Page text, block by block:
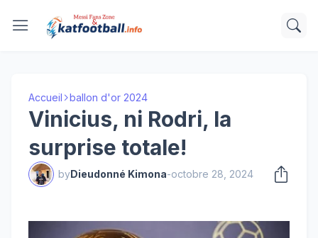
Accueil ballon d'or 2024
Vinicius, ni Rodri, la
surprise totale!
byDieudonné Kimona-octobre 28, 2024